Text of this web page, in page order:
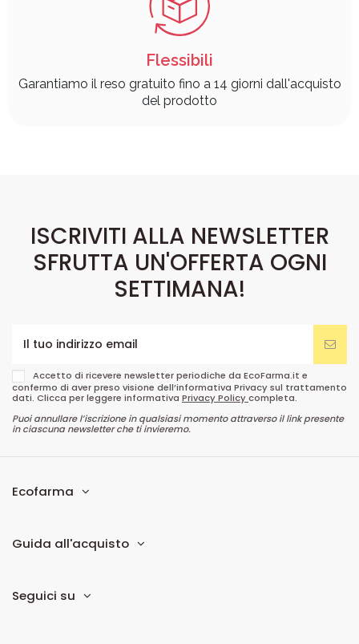
Flessibili
Garantiamo il reso gratuito fino a 14 giorni dall'acquisto
del prodotto
ISCRIVITI ALLA NEWSLETTER
SFRUTTA UN'OFFERTA OGNI
SETTIMANA!
Accetto di ricevere newsletter periodiche da EcoFarma.it e
confermo di aver preso visione dell’informativa Privacy sul trattamento
dati. Clicca per leggere informativa Privacy Policycompleta.
Puoi annullare l’iscrizione in qualsiasi momento attraverso il link presente
in ciascuna newsletter che ti invieremo.
Ecofarma
Guida all'acquisto
Seguici su